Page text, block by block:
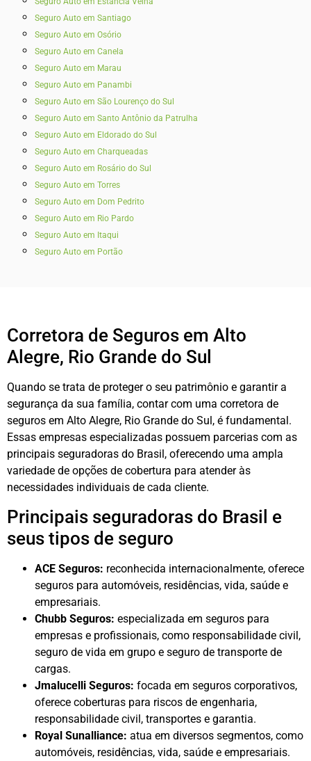
Seguro Auto em Santiago
Seguro Auto em Osório
Seguro Auto em Canela
Seguro Auto em Marau
Seguro Auto em Panambi
Seguro Auto em São Lourenço do Sul
Seguro Auto em Santo Antônio da Patrulha
Seguro Auto em Eldorado do Sul
Seguro Auto em Charqueadas
Seguro Auto em Rosário do Sul
Seguro Auto em Torres
Seguro Auto em Dom Pedrito
Seguro Auto em Rio Pardo
Seguro Auto em Itaqui
Seguro Auto em Portão
Corretora de Seguros em Alto
Alegre, Rio Grande do Sul
Quando se trata de proteger o seu patrimônio e garantir a
segurança da sua família, contar com uma corretora de
seguros em Alto Alegre, Rio Grande do Sul, é fundamental.
Essas empresas especializadas possuem parcerias com as
principais seguradoras do Brasil, oferecendo uma ampla
variedade de opções de cobertura para atender às
necessidades individuais de cada cliente.
Principais seguradoras do Brasil e
seus tipos de seguro
ACE Seguros: reconhecida internacionalmente, oferece
seguros para automóveis, residências, vida, saúde e
empresariais.
Chubb Seguros: especializada em seguros para
empresas e profissionais, como responsabilidade civil,
seguro de vida em grupo e seguro de transporte de
cargas.
Jmalucelli Seguros: focada em seguros corporativos,
oferece coberturas para riscos de engenharia,
responsabilidade civil, transportes e garantia.
Royal Sunalliance: atua em diversos segmentos, como
automóveis, residências, vida, saúde e empresariais.